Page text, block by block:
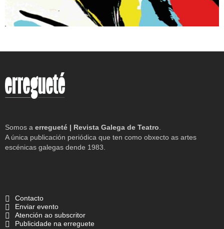
Somos a erregueté | Revista Galega de Teatro
A única publicación periódica que ten como obxecto as artes
escénicas galegas dende 1983.
Contacto
Enviar evento
Atención ao subscritor
Publicidade na erreguete